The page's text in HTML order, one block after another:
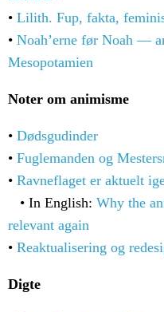
• Lilith. Fup, fakta,
• Noah’erne før Noah —
Mesopotamien
Noter om animisme
• Dødsgudinder
• Fuglemanden og
• Ravneflaget er aktuelt
• In English: Why the
relevant again
• Reaktualisering og
Digte